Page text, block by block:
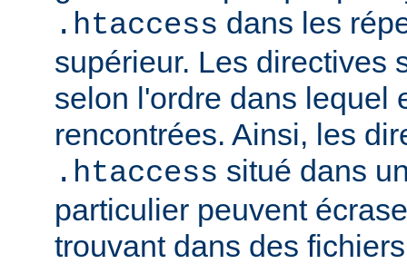
.htaccess dans les
supérieur. Les directives
selon l'ordre dans lequel
rencontrées. Ainsi, les
.htaccess situé dans
particulier peuvent
trouvant dans des